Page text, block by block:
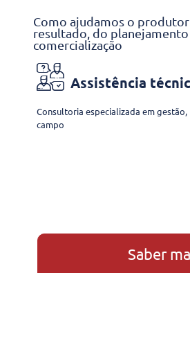
Como ajudamos o
resultado, do planejamento
comercialização
Assistência
Consultoria especializada em
campo
Saber